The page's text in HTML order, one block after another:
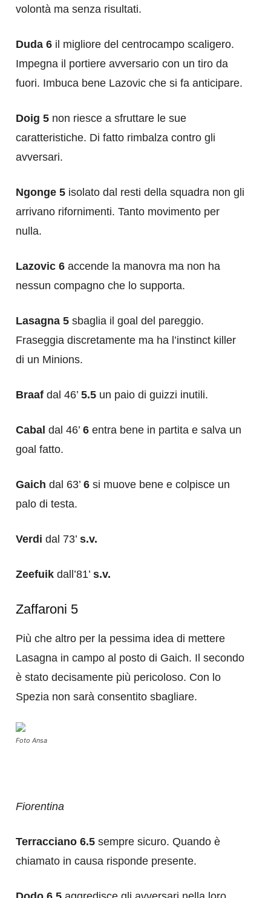
volontà ma senza risultati.
Duda 6 il migliore del centrocampo scaligero.
Impegna il portiere avversario con un tiro da
fuori. Imbuca bene Lazovic che si fa anticipare.
Doig 5 non riesce a sfruttare le sue
caratteristiche. Di fatto rimbalza contro gli
avversari.
Ngonge 5 isolato dal resti della squadra non gli
arrivano rifornimenti. Tanto movimento per
nulla.
Lazovic 6 accende la manovra ma non ha
nessun compagno che lo supporta.
Lasagna 5 sbaglia il goal del pareggio.
Fraseggia discretamente ma ha l’instinct killer
di un Minions.
Braaf dal 46’ 5.5 un paio di guizzi inutili.
Cabal dal 46’ 6 entra bene in partita e salva un
goal fatto.
Gaich dal 63’ 6 si muove bene e colpisce un
palo di testa.
Verdi dal 73’ s.v.
Zeefuik dall’81’ s.v.
Zaffaroni 5
Più che altro per la pessima idea di mettere
Lasagna in campo al posto di Gaich. Il secondo
è stato decisamente più pericoloso. Con lo
Spezia non sarà consentito sbagliare.
Foto Ansa
Fiorentina
Terracciano 6.5 sempre sicuro. Quando è
chiamato in causa risponde presente.